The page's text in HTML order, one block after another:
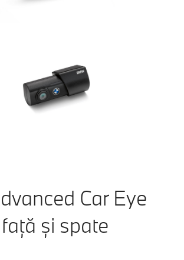
Car Eye
și spate